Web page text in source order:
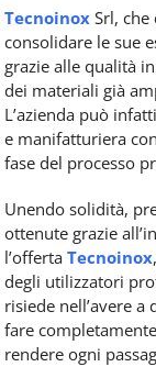
Tecnoinox Srl, che
consolidare le sue
grazie alle qualità
dei materiali già
L’azienda può
e manifatturiera
fase del processo
Unendo solidità,
ottenute grazie
l’offerta Tecnoinox
degli utilizzatori
risiede nell’avere
fare
rendere ogni